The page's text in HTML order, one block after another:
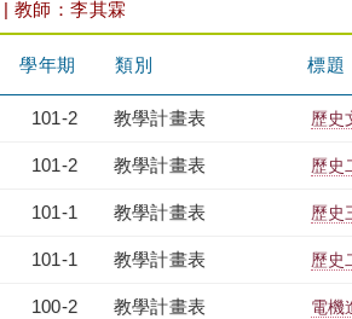
教師：李其霖
學年期 類別 標題
101-2 教學計畫表 歷史
101-2 教學計畫表 歷史
101-1 教學計畫表 歷史
101-1 教學計畫表 歷史
100-2 教學計畫表 電機